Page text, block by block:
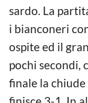
sardo. La
i bianconeri
ospite ed il
pochi secondi,
finale la chiude